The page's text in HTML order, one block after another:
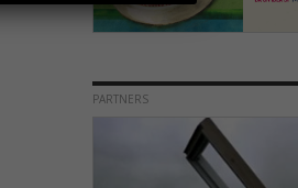
PARTNERS